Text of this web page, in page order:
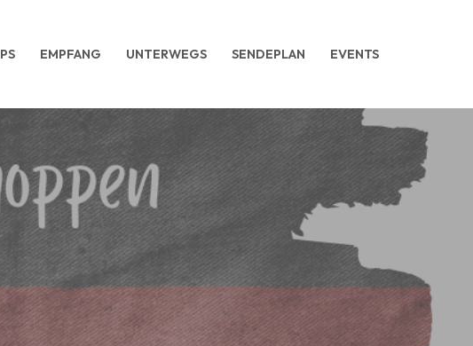
EMPFANG UNTERWEGS SENDEPLAN EVENTS